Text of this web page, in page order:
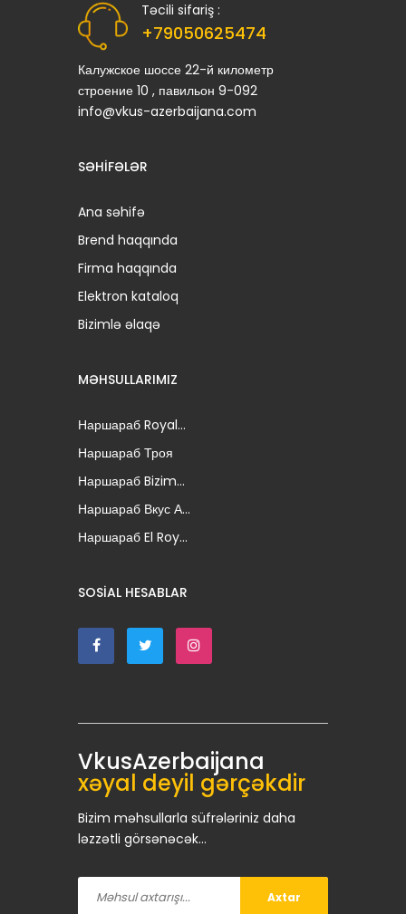
Təcili sifariş :
+79050625474
Калужское шоссе 22-й километр
строение 10 , павильон 9-092
info@vkus-azerbaijana.com
SƏHIFƏLƏR
Ana səhifə
Brend haqqında
Firma haqqında
Elektron kataloq
Bizimlə əlaqə
MƏHSULLARIMIZ
Наршараб Royal...
Наршараб Троя
Наршараб Bizim...
Наршараб Вкус А...
Наршараб El Roy...
SOSIAL HESABLAR
VkusAzerbaijana
xəyal deyil gərçəkdir
Bizim məhsullarla süfrələriniz daha
ləzzətli görsənəcək...
Axtar